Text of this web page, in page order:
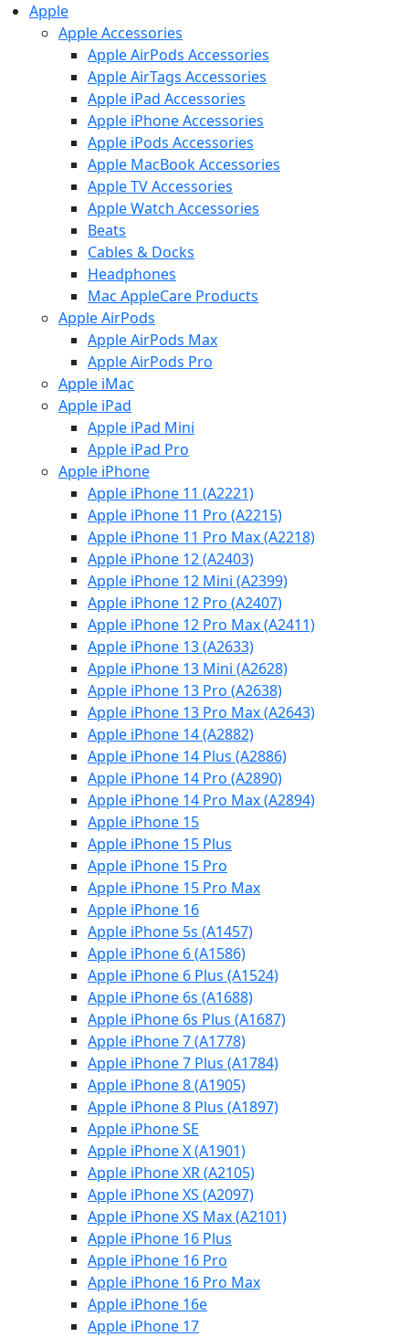
Apple
Apple Accessories
Apple AirPods Accessories
Apple AirTags Accessories
Apple iPad Accessories
Apple iPhone Accessories
Apple iPods Accessories
Apple MacBook Accessories
Apple TV Accessories
Apple Watch Accessories
Beats
Cables & Docks
Headphones
Mac AppleCare Products
Apple AirPods
Apple AirPods Max
Apple AirPods Pro
Apple iMac
Apple iPad
Apple iPad Mini
Apple iPad Pro
Apple iPhone
Apple iPhone 11 (A2221)
Apple iPhone 11 Pro (A2215)
Apple iPhone 11 Pro Max (A2218)
Apple iPhone 12 (A2403)
Apple iPhone 12 Mini (A2399)
Apple iPhone 12 Pro (A2407)
Apple iPhone 12 Pro Max (A2411)
Apple iPhone 13 (A2633)
Apple iPhone 13 Mini (A2628)
Apple iPhone 13 Pro (A2638)
Apple iPhone 13 Pro Max (A2643)
Apple iPhone 14 (A2882)
Apple iPhone 14 Plus (A2886)
Apple iPhone 14 Pro (A2890)
Apple iPhone 14 Pro Max (A2894)
Apple iPhone 15
Apple iPhone 15 Plus
Apple iPhone 15 Pro
Apple iPhone 15 Pro Max
Apple iPhone 16
Apple iPhone 5s (A1457)
Apple iPhone 6 (A1586)
Apple iPhone 6 Plus (A1524)
Apple iPhone 6s (A1688)
Apple iPhone 6s Plus (A1687)
Apple iPhone 7 (A1778)
Apple iPhone 7 Plus (A1784)
Apple iPhone 8 (A1905)
Apple iPhone 8 Plus (A1897)
Apple iPhone SE
Apple iPhone X (A1901)
Apple iPhone XR (A2105)
Apple iPhone XS (A2097)
Apple iPhone XS Max (A2101)
Apple iPhone 16 Plus
Apple iPhone 16 Pro
Apple iPhone 16 Pro Max
Apple iPhone 16e
Apple iPhone 17